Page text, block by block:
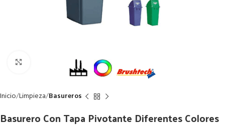
Click to enlarge
Inicio Limpieza Basureros
Basurero Con Tapa Pivotante Diferentes Colores